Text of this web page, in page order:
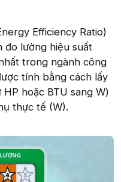
Efficiency Ratio)
đo lường hiệu suất
trong ngành công
tính bằng cách lấy
hoặc BTU sang W)
thực tế (W).